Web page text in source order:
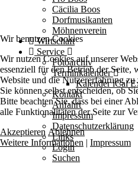
Cäcilia Boos
Dorfmusikanten
Möhnenverein
Wirtschaft
Service
Fotoarchiv
Terminkalender
Kalender iCal
Kontakt
Anfahrt
Impressum
Datenschutzerklärung
Links
Login
Suchen
Wir benutzen Cookies
Wir nutzen Cookies auf unserer
essenziell für den Betrieb der Seite,
Website und die Nutzererfahrung
Sie können selbst entscheiden, ob
Bitte beachten Sie, dass bei einer
alle Funktionalitäten der Seite zur
Akzeptieren Ablehnen
Weitere Informationen | Impressum